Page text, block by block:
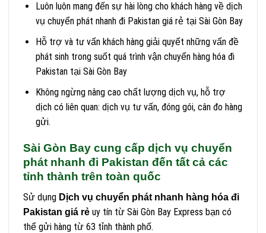
Luôn luôn mang đến sự hài lòng cho khách hàng về dịch
vụ chuyển phát nhanh đi Pakistan giá rẻ tại Sài Gòn Bay
Hỗ trợ và tư vấn khách hàng giải quyết những vấn đề
phát sinh trong suốt quá trình vận chuyển hàng hóa đi
Pakistan tại Sài Gòn Bay
Không ngừng nâng cao chất lượng dịch vụ, hỗ trợ
dịch có liên quan: dịch vụ tư vấn, đóng gói, cân đo hàng
gửi.
Sài Gòn Bay cung cấp dịch vụ chuyển
phát nhanh đi Pakistan đến tất cả các
tỉnh thành trên toàn quốc
Sử dụng Dịch vụ chuyển phát nhanh hàng hóa đi
Pakistan giá rẻ uy tín từ Sài Gòn Bay Express bạn có
thể gửi hàng từ 63 tỉnh thành phố.